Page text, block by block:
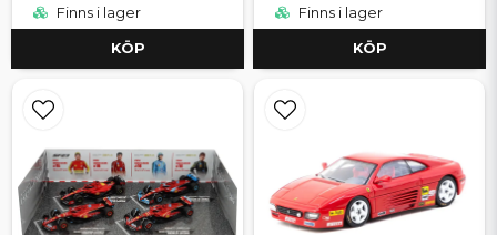
Finns i lager
KÖP
Finns i lager
KÖP